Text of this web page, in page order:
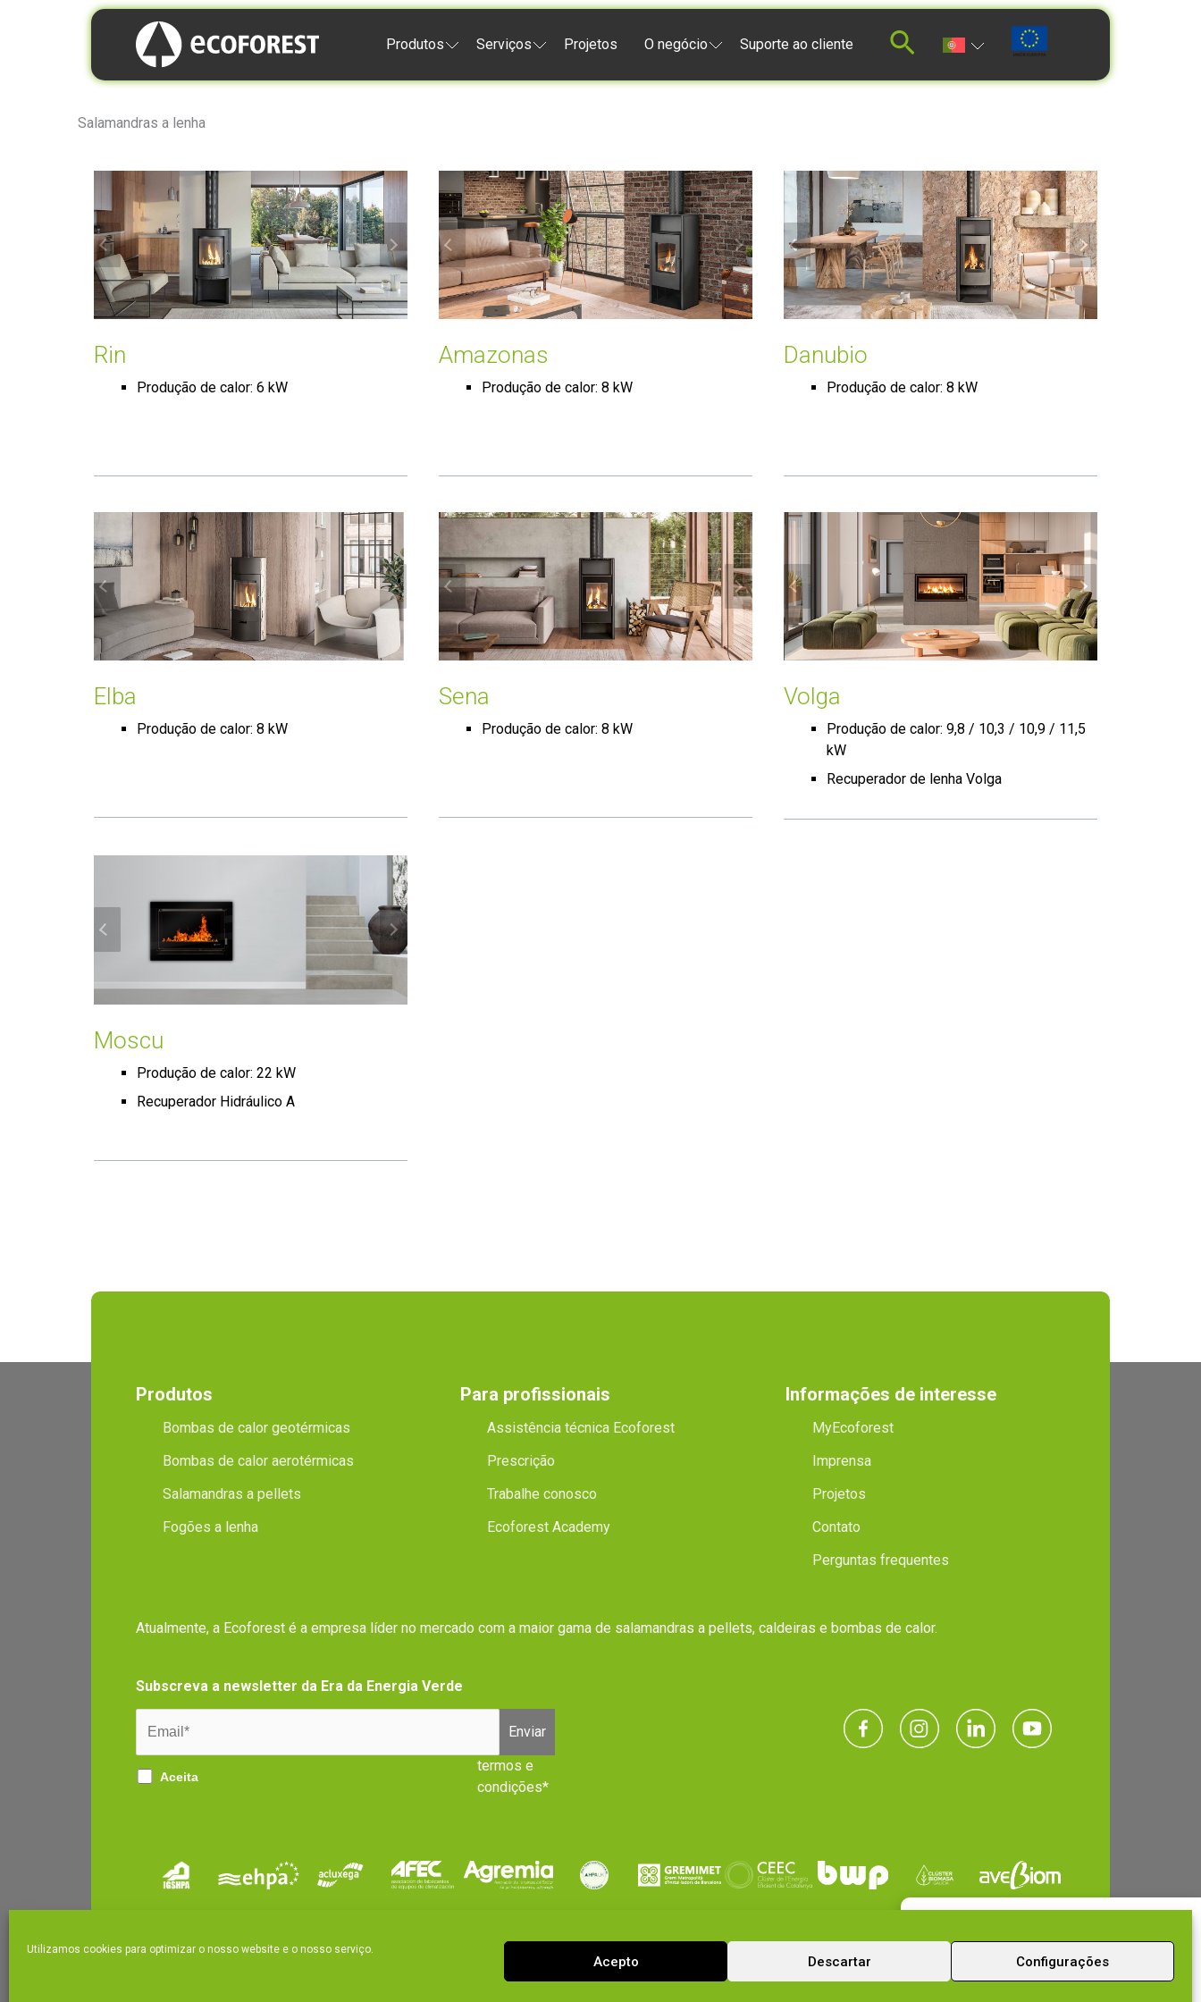
Utilizamos cookies para optimizar o nosso website e o nosso serviço.
Acepto Descartar Configurações
Produtos Serviços Projetos O negócio Suporte ao cliente
Salamandras a lenha
Rin
Produção de calor: 6 kW
Amazonas
Produção de calor: 8 kW
Danubio
Produção de calor: 8 kW
Elba
Produção de calor: 8 kW
Sena
Produção de calor: 8 kW
Volga
Produção de calor: 9,8 / 10,3 / 10,9 / 11,5
kW
Recuperador de lenha Volga
Moscu
Produção de calor: 22 kW
Recuperador Hidráulico A
Produtos
Bombas de calor geotérmicas
Bombas de calor aerotérmicas
Salamandras a pellets
Fogões a lenha
Para profissionais
Assistência técnica Ecoforest
Prescrição
Trabalhe conosco
Ecoforest Academy
Informações de interesse
MyEcoforest
Imprensa
Projetos
Contato
Perguntas frequentes
Atualmente, a Ecoforest é a empresa líder no mercado com a maior gama de salamandras a pellets, caldeiras e bombas de calor.
Subscreva a newsletter da Era da Energia Verde
Enviar
Aceita
termos e
condições*
Política de cookies
Entre em contato conosco